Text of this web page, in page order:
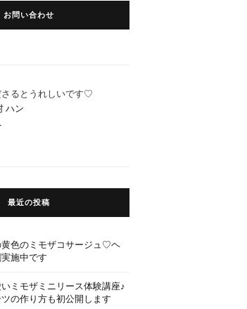
お問い合わせ
るとうれしいです♡
最近の投稿
黄色のミモザコサージュ♡ヘ
施中です
ミモザミニリース体験講座♪
の作り方も初公開します